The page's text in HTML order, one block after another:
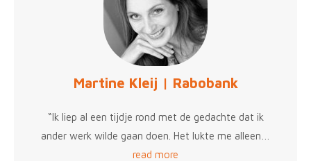
Martine Kleij | Rabobank
“Ik liep al een tijdje rond met de gedachte dat ik
ander werk wilde gaan doen. Het lukte me alleen…
read more